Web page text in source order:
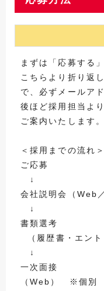
まずは「応募する
こちらより折り返
で、必ずメールア
後ほど採用担当よ
ご案内いたします。
＜採用までの流れ＞
ご応募
↓
会社説明会（Web
↓
書類選考
（履歴書・エント
↓
一次面接
（Web） ※個別